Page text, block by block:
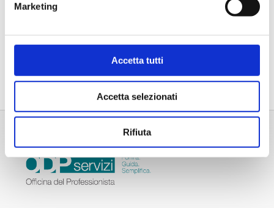
Marketing
Accetta tutti
Accetta selezionati
Rifiuta
Carta Filigranata CCIAA
24,40€